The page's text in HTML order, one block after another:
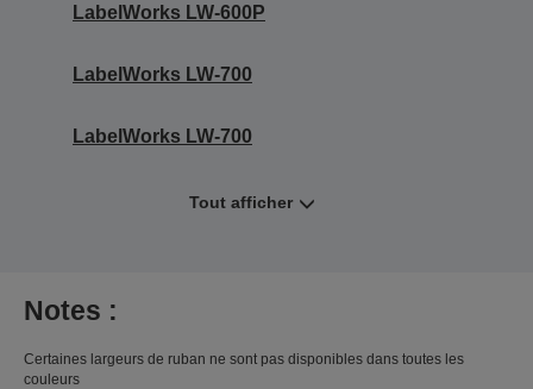
LabelWorks LW-600P
LabelWorks LW-700
LabelWorks LW-700
Tout afficher
Notes :
Certaines largeurs de ruban ne sont pas disponibles dans toutes les
couleurs